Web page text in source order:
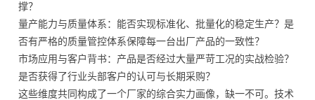
撑？
量产能力与质量体系：能否实现标准化、批量化的稳定生产？是
否有严格的质量管控体系保障每一台出厂产品的一致性？
市场应用与客户背书：产品是否经过大量严苛工况的实战检验？
是否获得了行业头部客户的认可与长期采购？
这些维度共同构成了一个厂家的综合实力画像，缺一不可。技术